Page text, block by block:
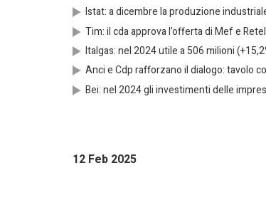
Istat: a dicembre la produzione
Tim: il cda approva l’offerta di Mef e
Italgas: nel 2024 utile a 506 milioni
Anci e Cdp rafforzano il dialogo: tavolo
Bei: nel 2024 gli investimenti delle
12 Feb 2025